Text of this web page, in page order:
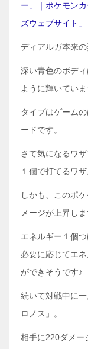
ー」｜ポケモン
ズウェブサイト」
ディアルガ本来
深い青色のボデ
ように輝いていま
タイプはゲーム
ードです。
さて気になるワ
１個で打てるワザ
しかも、このポ
メージが上昇しま
エネルギー１個
必要に応じてエ
ができそうです♪
続いて対戦中に
ロノス」。
相手に220ダメー